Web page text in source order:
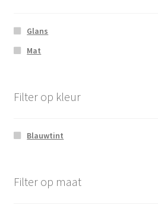
Glans
Mat
Filter op kleur
Blauwtint
Filter op maat